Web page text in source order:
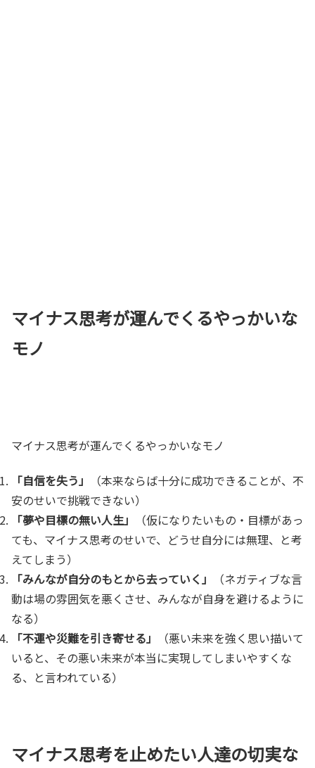
マイナス思考が運んでくるやっかいな
モノ
マイナス思考が運んでくるやっかいなモノ
「自信を失う」
（本来ならば十分に成功できることが、不
安のせいで挑戦できない）
「夢や目標の無い人生」
（仮になりたいもの・目標があっ
ても、マイナス思考のせいで、どうせ自分には無理、と考
えてしまう）
「みんなが自分のもとから去っていく」
（ネガティブな言
動は場の雰囲気を悪くさせ、みんなが自身を避けるように
なる）
「不運や災難を引き寄せる」
（悪い未来を強く思い描いて
いると、その悪い未来が本当に実現してしまいやすくな
る、と言われている）
マイナス思考を止めたい人達の切実な